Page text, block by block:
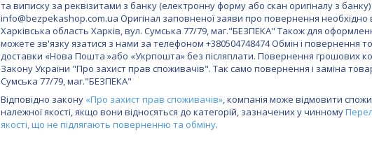
та виписку за реквізитами з банку (електронну форму або скан оригіналу з
info@bezpekashop.com.ua Оригінал заповненої заяви про повернення необхідно
Харківська область Харків, вул. Сумська 77/79, маг."БЕЗПЕКА" Також для
можете зв'язку язатися з нами за телефоном +380504748474 Обмін і повернення
доставки «Нова Пошта »або «Укрпошта» без післяплати. Повернення грошових
Закону України "Про захист прав споживачів". Так само повернення і заміна
Сумська 77/79, маг."БЕЗПЕКА"
Відповідно закону «Про захист прав споживачів», компанія може відмовити
належної якості, якщо вони відносяться до категорій, зазначених у чинному
якості, що не підлягають поверненню та обміну.